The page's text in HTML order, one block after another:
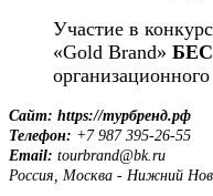
Участие в
«Gold Brand»
Сайт: https://турбренд.рф
Телефон: +7 987 395-26-55
Email: tourbrand@bk.ru
Россия, Москва - Нижний